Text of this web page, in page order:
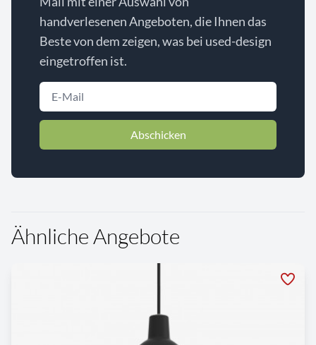
handverlesenen Angeboten, die Ihnen das
Beste von dem zeigen, was bei used-design
eingetroffen ist.
Abschicken
Ähnliche Angebote